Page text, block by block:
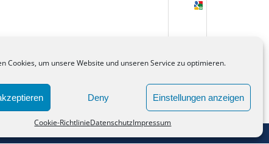
Cookies, um unsere Website und unseren Service zu optimieren.
Deny Einstellungen anzeigen
Cookie-RichtlinieDatenschutzImpressum